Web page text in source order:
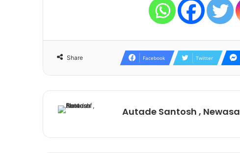
Share Facebook Twitter
Autade Santosh , Newasa